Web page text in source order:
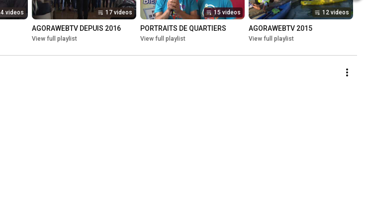
4 videos 17 videos
AGORAWEBTV DEPUIS 2016
View full playlist
15 videos
PORTRAITS DE QUARTIERS
View full playlist
12 videos
AGORAWEBTV 2015
View full playlist